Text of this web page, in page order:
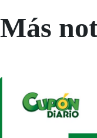
Más